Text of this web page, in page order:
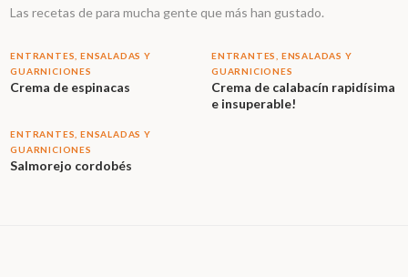
Las recetas de para mucha gente que más han gustado.
ENTRANTES, ENSALADAS Y
GUARNICIONES
Crema de espinacas
ENTRANTES, ENSALADAS Y
GUARNICIONES
Crema de calabacín rapidísima
e insuperable!
ENTRANTES, ENSALADAS Y
GUARNICIONES
Salmorejo cordobés